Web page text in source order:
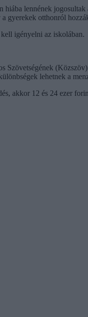
lennének jogosultak
gyerekek otthonról
igényelni az iskolában.
lehetnek a
akkor 12 és 24 ezer